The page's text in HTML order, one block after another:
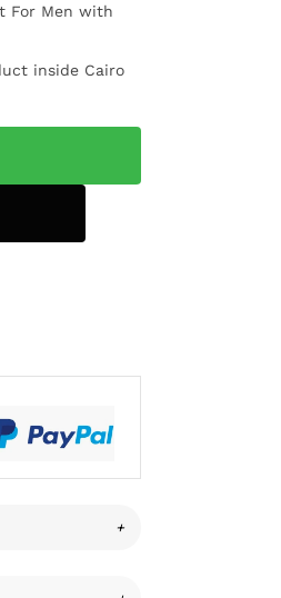
For Men with
inside Cairo
+